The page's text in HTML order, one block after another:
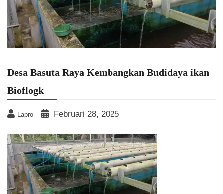
Desa Basuta Raya Kembangkan Budidaya ikan
Bioflogk
Lapro Februari 28, 2025